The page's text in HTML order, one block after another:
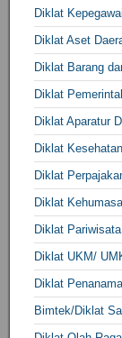
Diklat
Diklat Aset
Diklat Barang
Diklat
Diklat Aparatur
Diklat Kesehatan
Diklat
Diklat
Diklat Pariwisata
Diklat UKM/
Diklat
Bimtek/Diklat